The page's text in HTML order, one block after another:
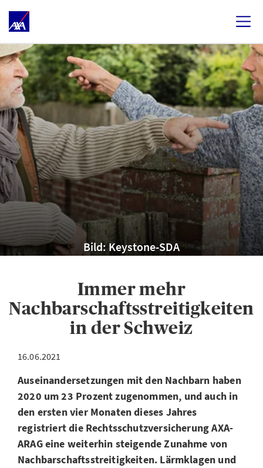
Bild: Keystone-SDA
Immer mehr
Nachbarschaftsstreitigkeiten
in der Schweiz
16.06.2021
Auseinandersetzungen mit den Nachbarn haben
2020 um 23 Prozent zugenommen, und auch in
den ersten vier Monaten dieses Jahres
registriert die Rechtsschutzversicherung AXA-
ARAG eine weiterhin steigende Zunahme von
Nachbarschaftsstreitigkeiten. Lärmklagen und